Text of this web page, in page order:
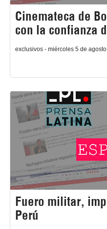
Cinemateca de
con la confianza
exclusivos - miércoles 5 de
Fuero militar,
Perú